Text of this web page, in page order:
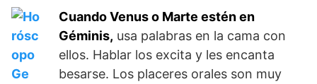
Cuando Venus o Marte estén en
Géminis, usa palabras en la cama con
ellos. Hablar los excita y les encanta
besarse. Los placeres orales son muy